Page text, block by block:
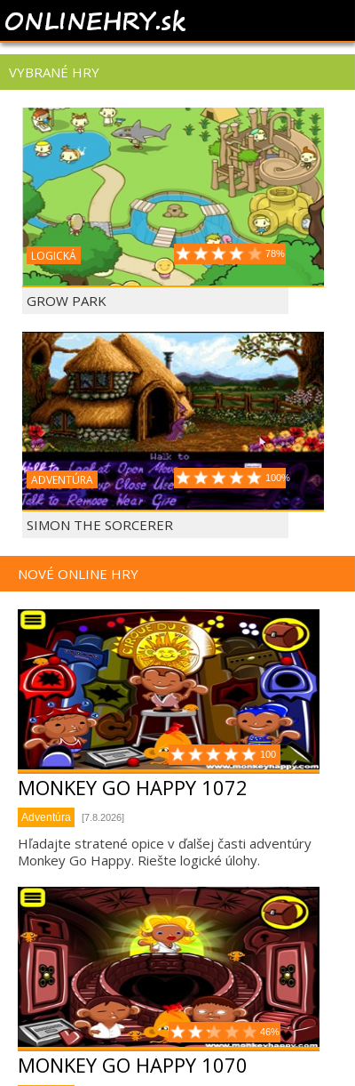
VYBRANÉ HRY
LOGICKÁ 78%
GROW PARK
ADVENTÚRA 100%
SIMON THE SORCERER
NOVÉ ONLINE HRY
100
MONKEY GO HAPPY 1072
Adventúra [7.8.2026]
Hľadajte stratené opice v ďalšej časti adventúry
Monkey Go Happy. Riešte logické úlohy.
46%
MONKEY GO HAPPY 1070